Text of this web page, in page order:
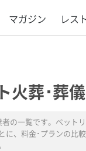
マガジン レス
火葬･葬
の一覧です。ペット
に、料金･プランの比